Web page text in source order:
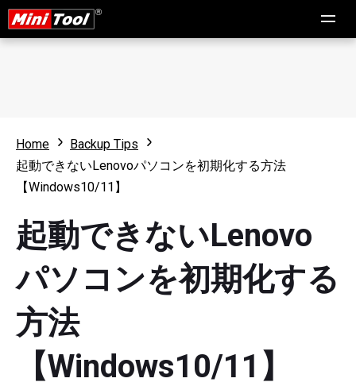
Home
Backup Tips
起動できないLenovoパソコンを初期化する方法
【Windows10/11】
起動できないLenovo
パソコンを初期化する
方法
【Windows10/11】